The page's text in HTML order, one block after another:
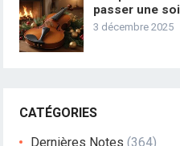
passer une
3 décembre 2025
CATÉGORIES
Dernières Notes (364)